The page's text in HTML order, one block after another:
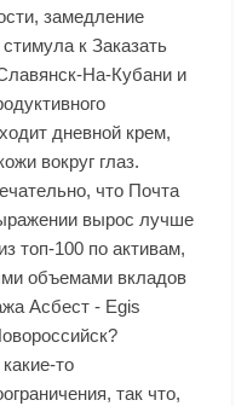
замедление
к Заказать
На-Кубани и
дневной крем,
вокруг глаз.
что Почта
вырос лучше
топ-100 по активам,
объемами вкладов
Асбест - Egis
то
так что,